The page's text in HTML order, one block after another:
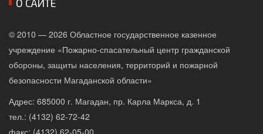
О САЙТЕ
© 2010 — 2026 Областное государственное казенное
учреждение «Пожарно-спасательный центр гражданской
обороны, защиты населения, территорий и пожарной
безопасности Магаданской области»
Адрес: 685000 г. Магадан, пр. Карла Маркса, д. 1
тел.: (4132) 62-72-42